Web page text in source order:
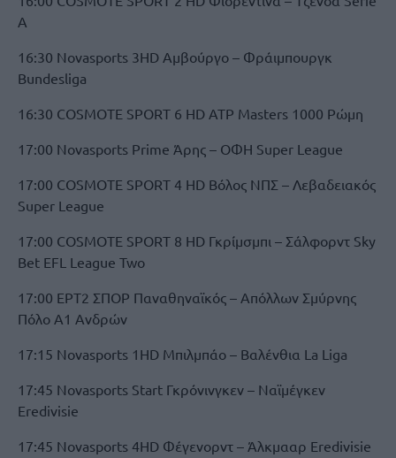
A
16:30 Novasports 3HD Αμβούργο – Φράιμπουργκ
Bundesliga
16:30 COSMOTE SPORT 6 HD ATP Masters 1000 Ρώμη
17:00 Novasports Prime Άρης – ΟΦΗ Super League
17:00 COSMOTE SPORT 4 HD Βόλος ΝΠΣ – Λεβαδειακός
Super League
17:00 COSMOTE SPORT 8 HD Γκρίμσμπι – Σάλφορντ Sky
Bet EFL League Two
17:00 ΕΡΤ2 ΣΠΟΡ Παναθηναϊκός – Απόλλων Σμύρνης
Πόλο Α1 Ανδρών
17:15 Novasports 1HD Μπιλμπάο – Βαλένθια La Liga
17:45 Novasports Start Γκρόνινγκεν – Ναϊμέγκεν
Eredivisie
17:45 Novasports 4HD Φέγενορντ – Άλκμααρ Eredivisie